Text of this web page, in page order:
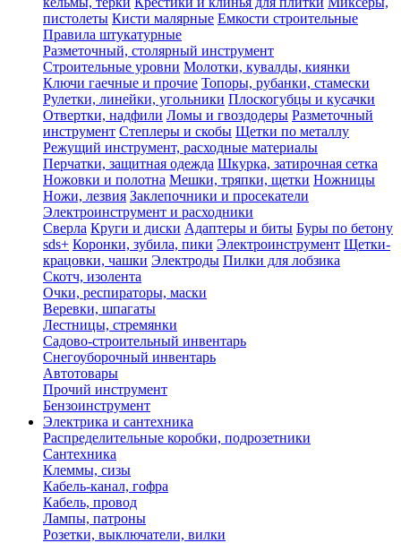
пистолеты Кисти малярные Емкости строительные
Правила штукатурные
Разметочный, столярный инструмент
Строительные уровни Молотки, кувалды, киянки
Ключи гаечные и прочие Топоры, рубанки, стамески
Рулетки, линейки, угольники Плоскогубцы и кусачки
Отвертки, надфили Ломы и гвоздодеры Разметочный
инструмент Степлеры и скобы Щетки по металлу
Режущий инструмент, расходные материалы
Перчатки, защитная одежда Шкурка, затирочная сетка
Ножовки и полотна Мешки, тряпки, щетки Ножницы
Ножи, лезвия Заклепочники и просекатели
Электроинструмент и расходники
Сверла Круги и диски Адаптеры и биты Буры по бетону
sds+ Коронки, зубила, пики Электроинструмент Щетки-
крацовки, чашки Электроды Пилки для лобзика
Скотч, изолента
Очки, респираторы, маски
Веревки, шпагаты
Лестницы, стремянки
Садово-строительный инвентарь
Снегоуборочный инвентарь
Автотовары
Прочий инструмент
Бензоинструмент
Электрика и сантехника
Распределительные коробки, подрозетники
Сантехника
Клеммы, сизы
Кабель-канал, гофра
Кабель, провод
Лампы, патроны
Розетки, выключатели, вилки